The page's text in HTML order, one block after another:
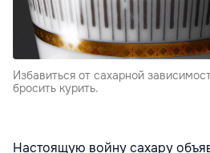
Избавиться от сахарной
бросить курить.
Настоящую войну сахару